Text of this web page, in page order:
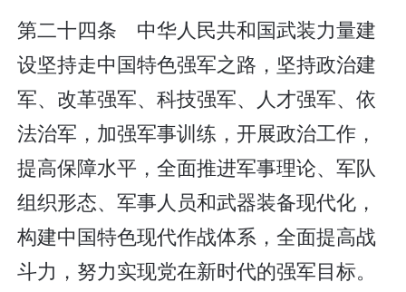
第二十四条 中华人民共和国武装力量建
设坚持走中国特色强军之路，坚持政治建
军、改革强军、科技强军、人才强军、依
法治军，加强军事训练，开展政治工作，
提高保障水平，全面推进军事理论、军队
组织形态、军事人员和武器装备现代化，
构建中国特色现代作战体系，全面提高战
斗力，努力实现党在新时代的强军目标。